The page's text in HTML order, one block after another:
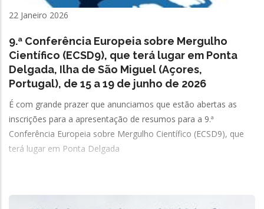
22 Janeiro 2026
9.ª Conferência Europeia sobre Mergulho
Científico (ECSD9), que terá lugar em Ponta
Delgada, Ilha de São Miguel (Açores,
Portugal), de 15 a 19 de junho de 2026
É com grande prazer que anunciamos que estão abertas as
inscrições para a apresentação de resumos para a 9.ª
Conferência Europeia sobre Mergulho Científico (ECSD9), que
terá lugar em Ponta Delgada